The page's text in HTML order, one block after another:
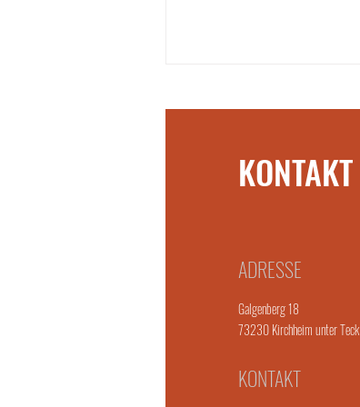
KONTAKT
ADRESSE
Galgenberg 18
73230 Kirchheim unter Teck
KONTAKT